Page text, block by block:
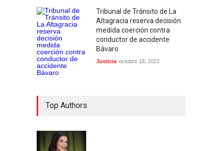
Tribunal de Tránsito de La
Altagracia reserva decisión
medida coerción contra
conductor de accidente
Bávaro
Justicia octubre 18, 2022
Top Authors